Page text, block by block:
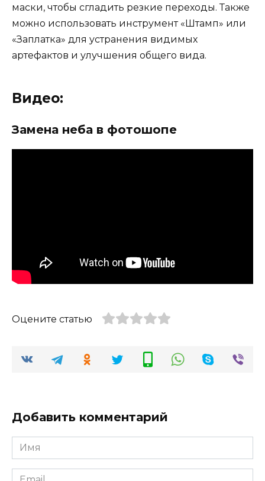
маски, чтобы сгладить резкие переходы. Также
можно использовать инструмент «Штамп» или
«Заплатка» для устранения видимых
артефактов и улучшения общего вида.
Видео:
Замена неба в фотошопе
Оцените статью
Добавить комментарий
Имя
*
Email